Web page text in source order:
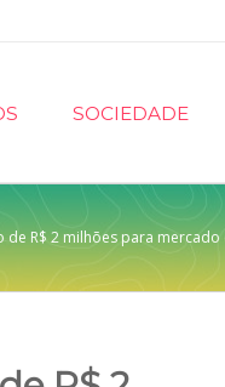
SOCIEDADE
de R$ 2 milhões para